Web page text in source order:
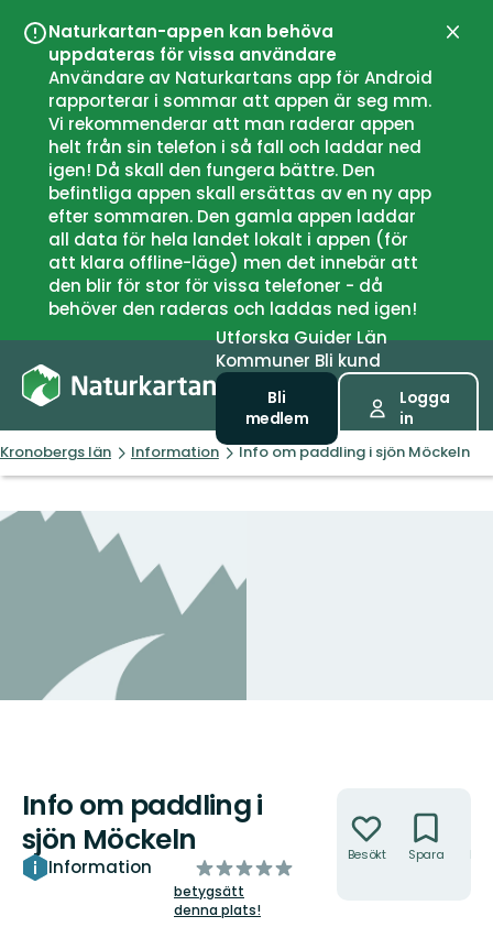
Naturkartan-appen kan behöva
uppdateras för vissa användare
Användare av Naturkartans app för Android
rapporterar i sommar att appen är seg mm.
Vi rekommenderar att man raderar appen
helt från sin telefon i så fall och laddar ned
igen! Då skall den fungera bättre. Den
befintliga appen skall ersättas av en ny app
efter sommaren. Den gamla appen laddar
all data för hela landet lokalt i appen (för
att klara offline-läge) men det innebär att
den blir för stor för vissa telefoner - då
behöver den raderas och laddas ned igen!
UtforskaGuiderLän
Kommuner Bli kund
Bli
medlem
Logga
in
Kronobergs län Information Info om paddling i sjön Möckeln
Info om paddling i
sjön Möckeln
Information
av
5
stjärnor
betygsätt
denna plats!
Besökt Spara